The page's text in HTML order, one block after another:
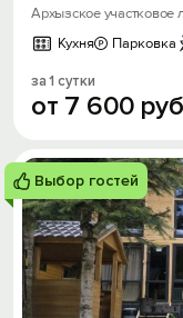
Архызское участковое
Кухня
Парковка
за 1 сутки
от 7 600
Выбор гостей